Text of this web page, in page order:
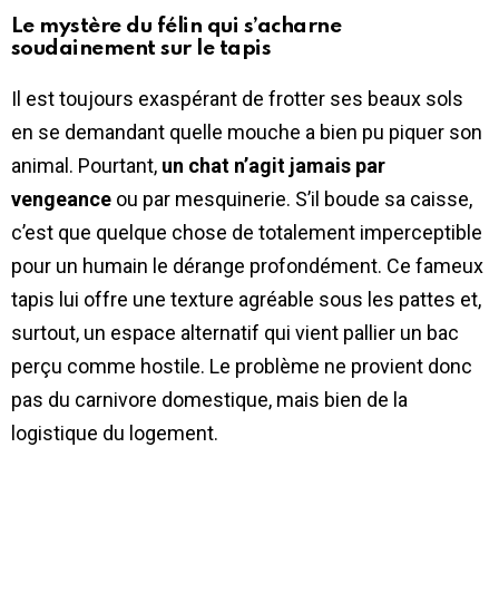
Le mystère du félin qui s’acharne
soudainement sur le tapis
Il est toujours exaspérant de frotter ses beaux sols
en se demandant quelle mouche a bien pu piquer son
animal. Pourtant, un chat n’agit jamais par
vengeance ou par mesquinerie. S’il boude sa caisse,
c’est que quelque chose de totalement imperceptible
pour un humain le dérange profondément. Ce fameux
tapis lui offre une texture agréable sous les pattes et,
surtout, un espace alternatif qui vient pallier un bac
perçu comme hostile. Le problème ne provient donc
pas du carnivore domestique, mais bien de la
logistique du logement.